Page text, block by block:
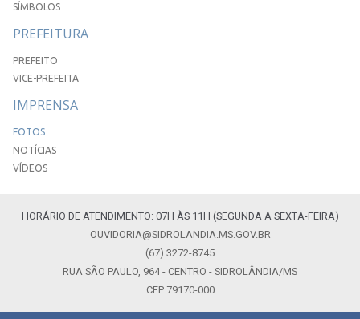
SÍMBOLOS
PREFEITURA
PREFEITO
VICE-PREFEITA
IMPRENSA
FOTOS
NOTÍCIAS
VÍDEOS
HORÁRIO DE ATENDIMENTO: 07H ÀS 11H (SEGUNDA A SEXTA-FEIRA)
OUVIDORIA@SIDROLANDIA.MS.GOV.BR
(67) 3272-8745
RUA SÃO PAULO, 964 - CENTRO - SIDROLÂNDIA/MS
CEP 79170-000